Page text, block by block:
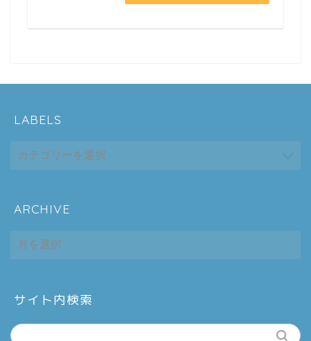
LABELS
ARCHIVE
ARCHIVE
サイト内検索